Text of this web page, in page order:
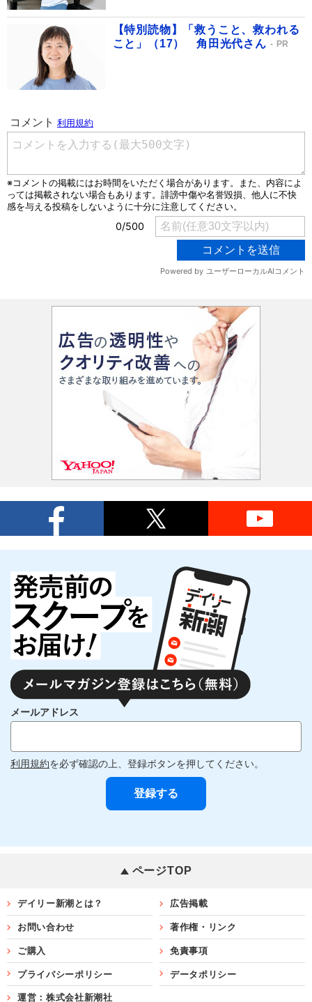
【特別読物】「救うこと、救われる
こと」（17） 角田光代さん
PR
メールアドレス
利用規約を必ず確認の上、登録ボタンを押してください。
ページTOP
デイリー新潮とは？ 広告掲載
お問い合わせ 著作権・リンク
ご購入 免責事項
プライバシーポリシー データポリシー
運営：株式会社新潮社